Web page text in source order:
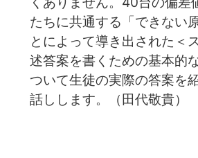
たちに共通する「できない
とによって導き出された＜
述答案を書くための基本的
ついて生徒の実際の答案を
話しします。（田代敬貴）